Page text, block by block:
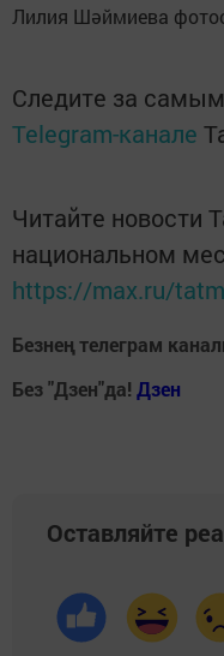
Лилия Шәймиева
Следите за
Telegram-канале
Читайте новости
национальном
https://max.ru/
Безнең телеграм
Без "Дзен"да! Дзен
Оставляйте